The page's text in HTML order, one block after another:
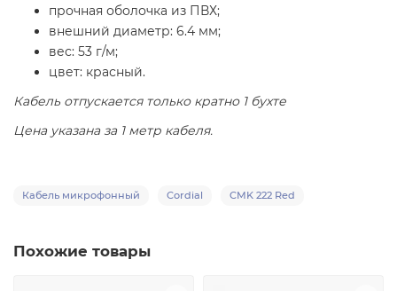
прочная оболочка из ПВХ;
внешний диаметр: 6.4 мм;
вес: 53 г/м;
цвет: красный.
Кабель отпускается только кратно 1 бухте
Цена указана за 1 метр кабеля.
Кабель микрофонный Cordial CMK 222 Red
Похожие товары